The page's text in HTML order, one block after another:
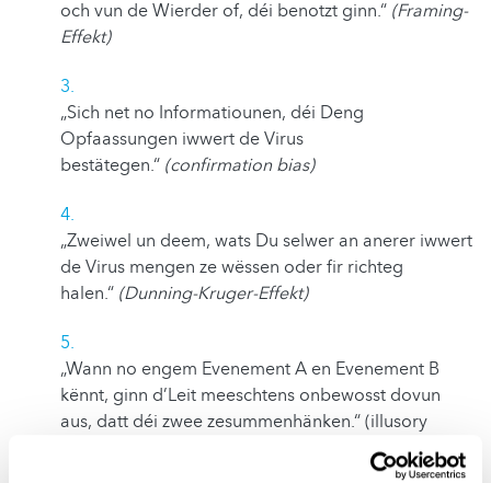
och vun de Wierder of, déi benotzt ginn.“ (Framing-
Effekt)
„Sich net no Informatiounen, déi Deng
Opfaassungen iwwert de Virus
bestätegen.“ (confirmation bias)
„Zweiwel un deem, wats Du selwer an anerer iwwert
de Virus mengen ze wëssen oder fir richteg
halen.“ (Dunning-Kruger-Effekt)
„Wann no engem Evenement A en Evenement B
kënnt, ginn d’Leit meeschtens onbewosst dovun
aus, datt déi zwee zesummenhänken.“ (illusory